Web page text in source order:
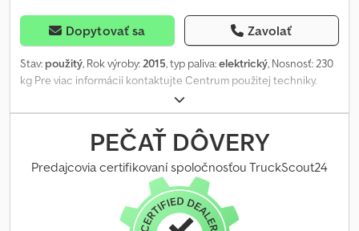
Dopytovať sa Zavolať
Stav: použitý, Rok výroby:2015, typ paliva:elektrický, Nosnosť: 230
kg Pre viac informácií kontaktujte Centrum použitej techniky.
PEČAŤ DÔVERY
Predajcovia certifikovaní spoločnosťou TruckScout24